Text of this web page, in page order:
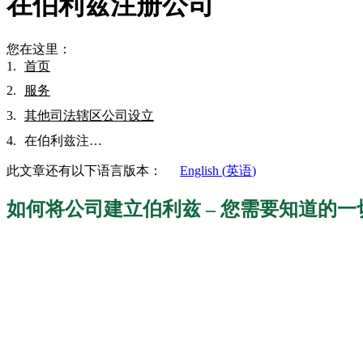
您在这里：
首页
服务
其他司法辖区公司设立
在伯利兹注…
此文章还有以下语言版本： English (英语)
如何将公司建立伯利兹 – 您需要知道的一